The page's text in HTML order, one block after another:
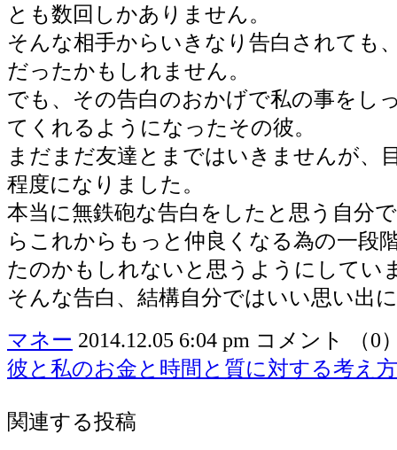
とも数回しかありません。
そんな相手からいきなり告白されても
だったかもしれません。
でも、その告白のおかげで私の事をし
てくれるようになったその彼。
まだまだ友達とまではいきませんが、
程度になりました。
本当に無鉄砲な告白をしたと思う自分
らこれからもっと仲良くなる為の一段
たのかもしれないと思うようにしてい
そんな告白、結構自分ではいい思い出
マネー 2014.12.05 6:04 pm コメント （0
彼と私のお金と時間と質に対する考え方
関連する投稿